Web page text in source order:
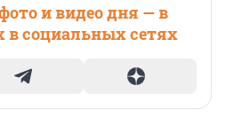
и видео дня — в
в социальных сетях